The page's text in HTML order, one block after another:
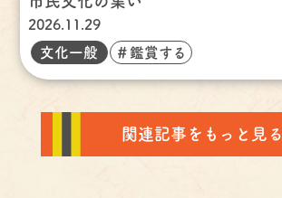
2026.11.29
文化一般 ＃鑑賞する
関連記事をもっと見る